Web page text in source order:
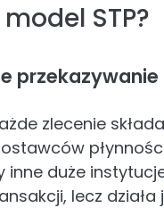
STP?
przekazywanie
zlecenie
inne duże
lecz